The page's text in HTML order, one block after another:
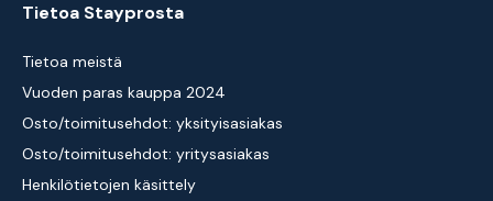
Tietoa Stayprosta
Tietoa meistä
Vuoden paras kauppa 2024
Osto/toimitusehdot: yksityisasiakas
Osto/toimitusehdot: yritysasiakas
Henkilötietojen käsittely